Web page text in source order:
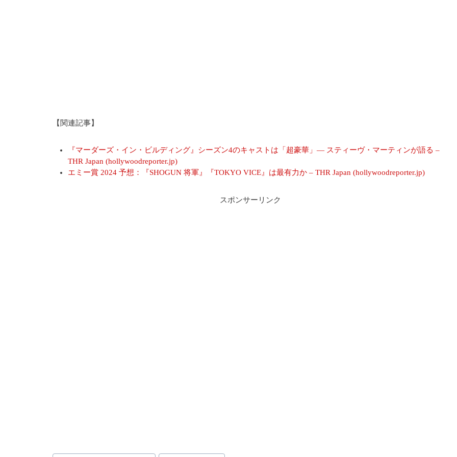
【関連記事】
『マーダーズ・イン・ビルディング』シーズン4のキャストは「超豪華」― スティーヴ・マーティンが語る –
THR Japan (hollywoodreporter.jp)
エミー賞 2024 予想：『SHOGUN 将軍』『TOKYO VICE』は最有力か – THR Japan (hollywoodreporter.jp)
スポンサーリンク